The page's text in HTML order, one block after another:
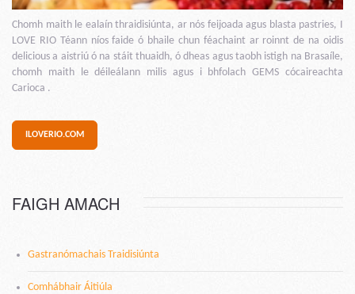
Chomh maith le ealaín thraidisiúnta, ar nós feijoada agus blasta pastries, I
LOVE RIO Téann níos faide ó bhaile chun féachaint ar roinnt de na oidis
delicious a aistriú ó na stáit thuaidh, ó dheas agus taobh istigh na Brasaíle,
chomh maith le déileálann milis agus i bhfolach GEMS cócaireachta
Carioca .
ILOVERIO.COM
FAIGH AMACH
Gastranómachais Traidisiúnta
Comhábhair Áitiúla